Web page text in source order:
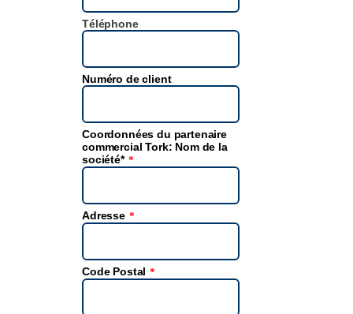
Téléphone
Numéro de client
Coordonnées du partenaire
commercial Tork: Nom de la
société* *
Adresse *
Code Postal *